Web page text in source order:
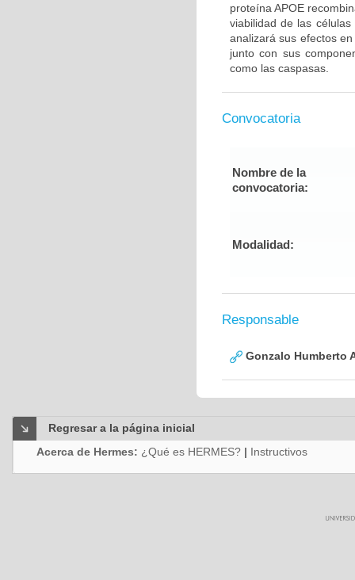
proteína APOE
viabilidad de las
analizará sus efectos
junto con sus
como las caspasas.
Convocatoria
Nombre de la
convocatoria:
Modalidad:
Responsable
Gonzalo Humberto
Regresar a la página inicial
Acerca de Hermes: ¿Qué es HERMES? | Instructivos